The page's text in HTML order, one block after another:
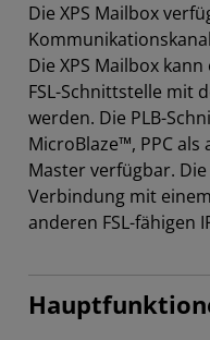
Die XPS Mailbox
Die XPS Mailbox
FSL-Schnittstelle mit
werden. Die PLB-
MicroBlaze™, PPC als
Master verfügbar.
Verbindung mit
anderen FSL-fähigen